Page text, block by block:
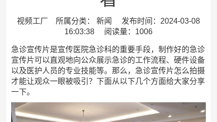
视频工厂 所属分类： 新闻 发布时间：2024-03-08
16:03:38 阅读量：1006
急诊宣传片是宣传医院急诊科的重要手段，制作好的急诊
宣传片可以直观地向公众展示急诊的工作流程、硬件设备
以及医护人员的专业技能等。那么，急诊宣传片怎么拍摄
才能让观众一眼被吸引？下面从以下几个方面给大家分享
一下。